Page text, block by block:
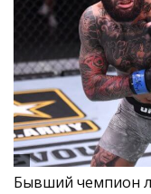
Бывший чемпион